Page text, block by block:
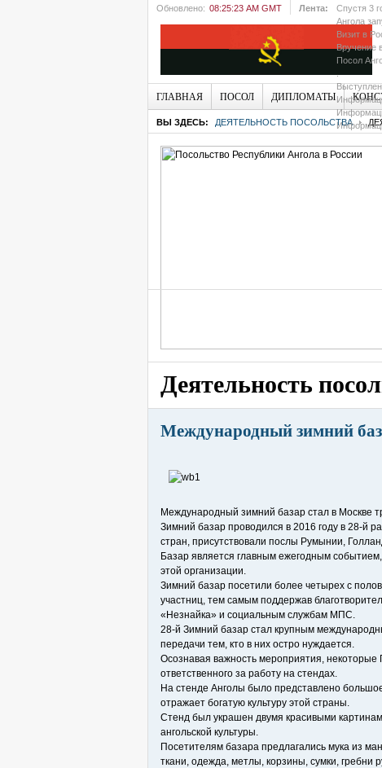
Обновлено: 08:25:23 AM GMT Лента:
Спустя 3
Ангола
Визит в
Вручение
Посол
.
ГЛАВНАЯ ПОСОЛ ДИПЛОМАТЫ
ВЫ ЗДЕСЬ: ДЕЯТЕЛЬНОСТЬ ПОСОЛЬСТВА
Деятельность
Международный зимний
Международный зимний базар стал в Москве
Зимний базар проводился в 2016 году в 28-й
стран, присутствовали послы Румынии,
Базар является главным ежегодным
этой организации.
Зимний базар посетили более четырех с
участниц, тем самым поддержав
«Незнайка» и социальным службам МПС.
28-й Зимний базар стал крупным
передачи тем, кто в них остро нуждается.
Осознавая важность мероприятия, некоторые
ответственного за работу на стендах.
На стенде Анголы было представлено
отражает богатую культуру этой страны.
Стенд был украшен двумя красивыми
ангольской культуры.
Посетителям базара предлагались мука из
ткани, одежда, метлы, корзины, сумки, гребни